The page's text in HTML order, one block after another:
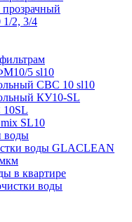
1/2, 3/4
5 sl10
СВС 10 sl10
КУ10-SL
SL10
воды
воды GLACLEAN
в квартире
воды